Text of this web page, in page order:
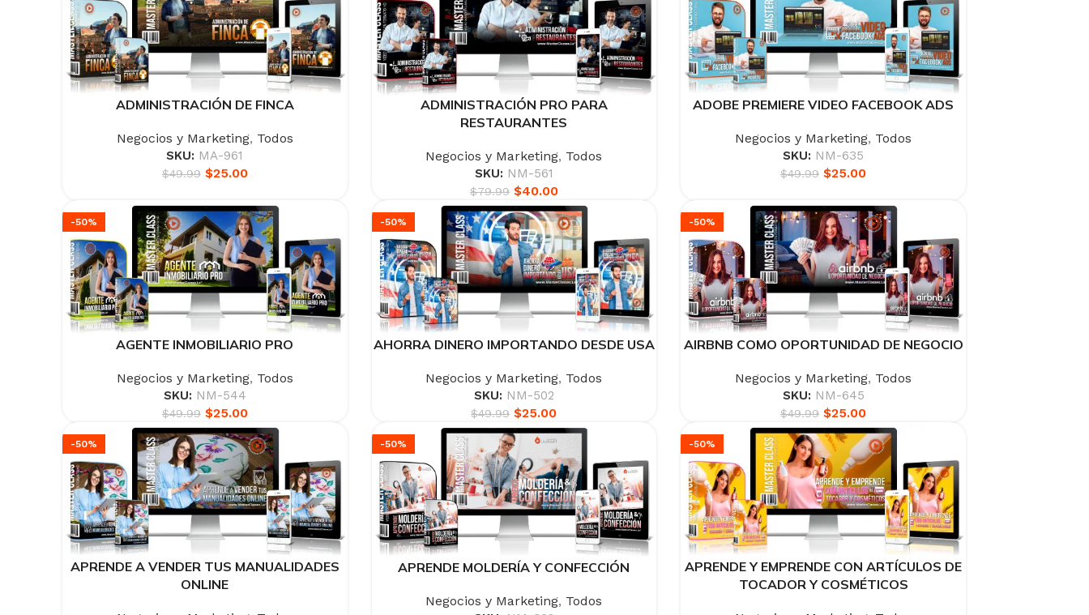
ADMINISTRACIÓN DE FINCA
Negocios y Marketing, Todos
SKU: MA-961
$49.99 $25.00
ADMINISTRACIÓN PRO PARA
RESTAURANTES
Negocios y Marketing, Todos
SKU: NM-561
$79.99 $40.00
ADOBE PREMIERE VIDEO FACEBOOK ADS
Negocios y Marketing, Todos
SKU: NM-635
$49.99 $25.00
-50%
AGENTE INMOBILIARIO PRO
Negocios y Marketing, Todos
SKU: NM-544
$49.99 $25.00
-50%
AHORRA DINERO IMPORTANDO DESDE USA
Negocios y Marketing, Todos
SKU: NM-502
$49.99 $25.00
-50%
AIRBNB COMO OPORTUNIDAD DE NEGOCIO
Negocios y Marketing, Todos
SKU: NM-645
$49.99 $25.00
-50%
APRENDE A VENDER TUS MANUALIDADES
ONLINE
-50%
APRENDE MOLDERÍA Y CONFECCIÓN
Negocios y Marketing, Todos
-50%
APRENDE Y EMPRENDE CON ARTÍCULOS DE
TOCADOR Y COSMÉTICOS